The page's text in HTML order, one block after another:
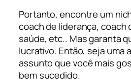
Portanto, encontre um
coach de liderança, coach
saúde, etc.. Mas garanta
lucrativo. Então, seja uma
assunto que você mais
bem sucedido.